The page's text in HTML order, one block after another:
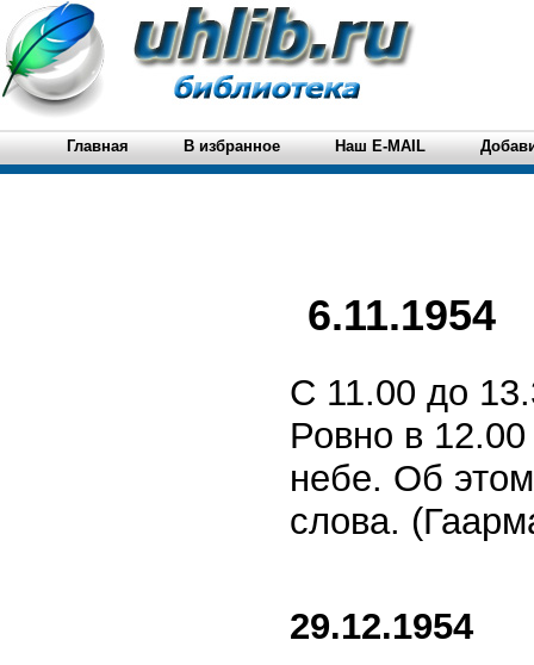
Главная В избранное Наш E-MAIL
6.11.1954
С 11.00 до
Ровно в
небе. Об
слова.
29.12.1954